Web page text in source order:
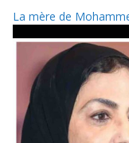
La mère de